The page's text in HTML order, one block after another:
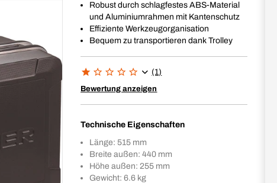
Robust durch schlagfestes ABS-Material
und Aluminiumrahmen mit Kantenschutz
Effiziente Werkzeugorganisation
Bequem zu transportieren dank Trolley
(1)
Bewertung anzeigen
Technische Eigenschaften
Länge: 515 mm
Breite außen: 440 mm
Höhe außen: 255 mm
Gewicht: 6.6 kg